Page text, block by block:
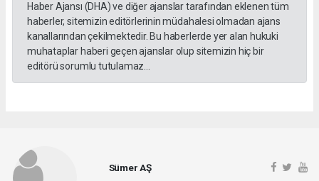
Haber Ajansı (DHA) ve diğer ajanslar tarafından eklenen tüm
haberler, sitemizin editörlerinin müdahalesi olmadan ajans
kanallarından çekilmektedir. Bu haberlerde yer alan hukuki
muhataplar haberi geçen ajanslar olup sitemizin hiç bir
editörü sorumlu tutulamaz...
Sümer AŞ